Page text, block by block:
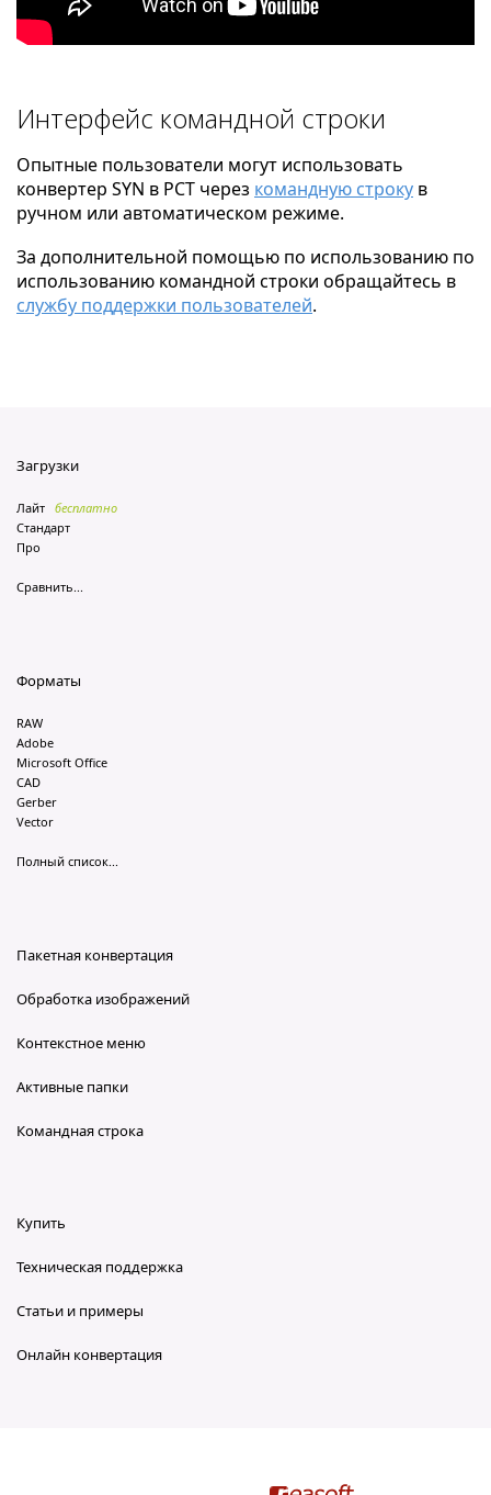
Интерфейс командной строки
Опытные пользователи могут использовать
конвертер SYN в PCT через командную строку в
ручном или автоматическом режиме.
За дополнительной помощью по использованию по
использованию командной строки обращайтесь в
службу поддержки пользователей.
Загрузки
Лайт бесплатно
Стандарт
Про
Сравнить...
Форматы
RAW
Adobe
Microsoft Office
CAD
Gerber
Vector
Полный список...
Пакетная конвертация
Обработка изображений
Контекстное меню
Активные папки
Командная строка
Купить
Техническая поддержка
Статьи и примеры
Онлайн конвертация